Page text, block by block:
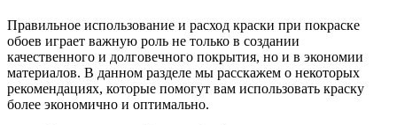
Правильное использование и расход краски при покраске
обоев играет важную роль не только в создании
качественного и долговечного покрытия, но и в экономии
материалов. В данном разделе мы расскажем о некоторых
рекомендациях, которые помогут вам использовать краску
более экономично и оптимально.